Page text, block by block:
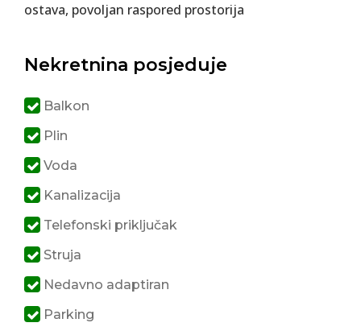
ostava, povoljan raspored prostorija
Nekretnina posjeduje
Balkon
Plin
Voda
Kanalizacija
Telefonski priključak
Struja
Nedavno adaptiran
Parking